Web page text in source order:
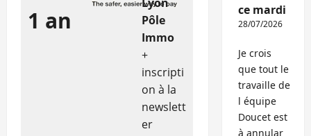
1 an
Pôle
Immo
+
inscripti
on à la
newslett
er
ce mardi
28/07/2026
Je crois
que tout le
travaille de
l équipe
Doucet est
à annular